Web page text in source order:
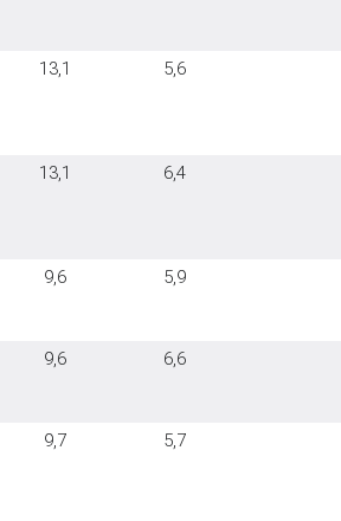
13,1 5,6
13,1 6,4
9,6 5,9
9,6 6,6
9,7 5,7